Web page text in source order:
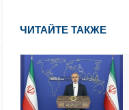
ЧИТАЙТЕ ТАКЖЕ